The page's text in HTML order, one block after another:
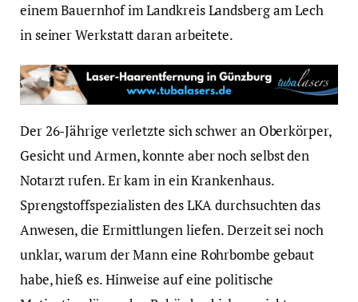
einem Bauernhof im Landkreis Landsberg am Lech
in seiner Werkstatt daran arbeitete.
Der 26-Jährige verletzte sich schwer an Oberkörper,
Gesicht und Armen, konnte aber noch selbst den
Notarzt rufen. Er kam in ein Krankenhaus.
Sprengstoffspezialisten des LKA durchsuchten das
Anwesen, die Ermittlungen liefen. Derzeit sei noch
unklar, warum der Mann eine Rohrbombe gebaut
habe, hieß es. Hinweise auf eine politische